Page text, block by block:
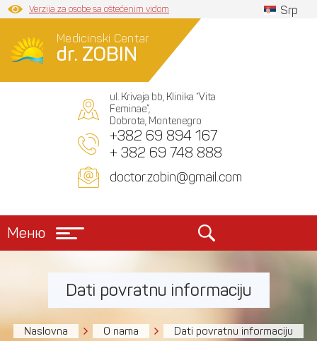
Srp
Verzija za osobe sa oštećenim vidom
Medicinski Centar
dr. ZOBIN
ul. Krivaja bb, Klinika “Vita
Feminae”,
Dobrota, Montenegro
+382 69 894 167
+ 382 69 748 888
doctor.zobin@gmail.com
Меню
Dati povratnu informaciju
Naslovna O nama Dati povratnu informaciju